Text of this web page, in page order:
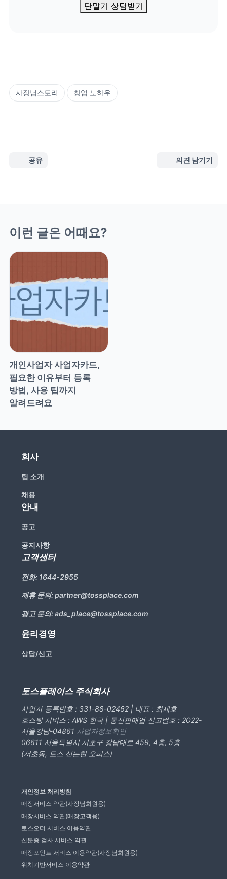
단말기 상담받기
사장님스토리 창업 노하우
공유 의견 남기기
이런 글은 어때요?
개인사업자 사업자카드,
필요한 이유부터 등록
방법, 사용 팁까지
알려드려요
회사
팀 소개
채용
안내
공고
공지사항
고객센터
전화: 1644-2955
제휴 문의:partner@tossplace.com
광고 문의:ads_place@tossplace.com
윤리경영
상담/신고
토스플레이스 주식회사
사업자 등록번호 : 331-88-02462 | 대표 : 최재호
호스팅 서비스 : AWS 한국 | 통신판매업 신고번호 : 2022-
서울강남-04861 사업자정보확인
06611 서울특별시 서초구 강남대로 459, 4층, 5층
(서초동, 토스 신논현 오피스)
개인정보 처리방침
매장서비스 약관(사장님회원용)
매장서비스 약관(매장고객용)
토스오더 서비스 이용약관
신분증 검사 서비스 약관
매장포인트 서비스 이용약관(사장님회원용)
위치기반서비스 이용약관